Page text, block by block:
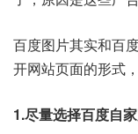
百度图片其实和百
开网站页面的形式
1.尽量选择百度自